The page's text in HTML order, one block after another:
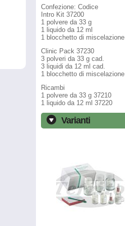
Confezione: Codice
Intro Kit 37200
1 polvere da 33 g
1 liquido da 12 ml
1 blocchetto di miscelazione
Clinic Pack 37230
3 polveri da 33 g cad.
3 liquidi da 12 ml cad.
1 blocchetto di miscelazione
Ricambi
1 polvere da 33 g 37210
1 liquido da 12 ml 37220
Varianti